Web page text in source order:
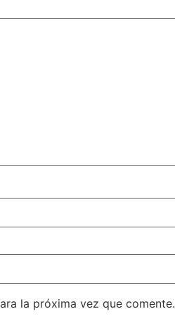
la próxima vez que comente.